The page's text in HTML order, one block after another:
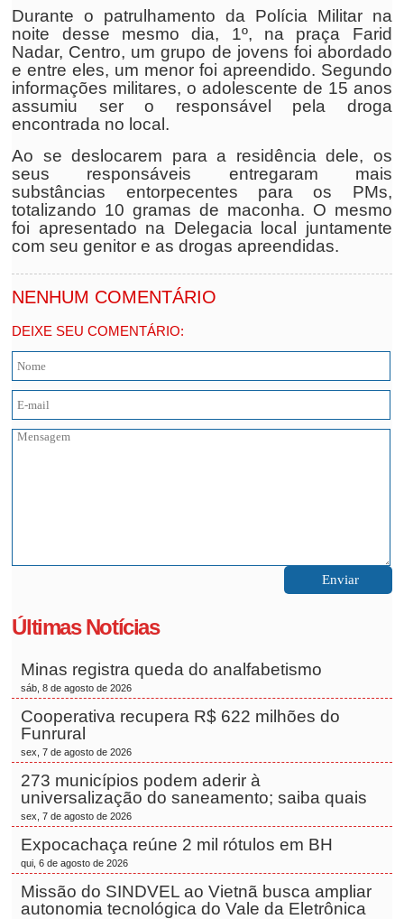
Durante o patrulhamento da Polícia Militar na
noite desse mesmo dia, 1º, na praça Farid
Nadar, Centro, um grupo de jovens foi abordado
e entre eles, um menor foi apreendido. Segundo
informações militares, o adolescente de 15 anos
assumiu ser o responsável pela droga
encontrada no local.
Ao se deslocarem para a residência dele, os
seus responsáveis entregaram mais
substâncias entorpecentes para os PMs,
totalizando 10 gramas de maconha. O mesmo
foi apresentado na Delegacia local juntamente
com seu genitor e as drogas apreendidas.
NENHUM COMENTÁRIO
DEIXE SEU COMENTÁRIO:
Últimas Notícias
Minas registra queda do analfabetismo
sáb, 8 de agosto de 2026
Cooperativa recupera R$ 622 milhões do
Funrural
sex, 7 de agosto de 2026
273 municípios podem aderir à
universalização do saneamento; saiba quais
sex, 7 de agosto de 2026
Expocachaça reúne 2 mil rótulos em BH
qui, 6 de agosto de 2026
Missão do SINDVEL ao Vietnã busca ampliar
autonomia tecnológica do Vale da Eletrônica